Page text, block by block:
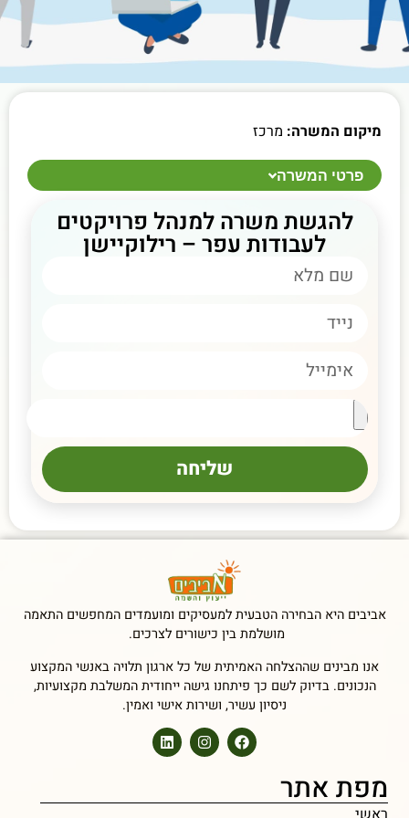
מיקום המשרה: מרכז
פרטי המשרה
להגשת משרה למנהל פרויקטים
לעבודות עפר – רילוקיישן
שליחה
מפת אתר
אביבים היא הבחירה הטבעית למעסיקים ומועמדים המחפשים התאמה
מושלמת בין כישורים לצרכים.
אנו מבינים שההצלחה האמיתית של כל ארגון תלויה באנשי המקצוע
הנכונים. בדיוק לשם כך פיתחנו גישה ייחודית המשלבת מקצועיות,
ניסיון עשיר, ושירות אישי ואמין.